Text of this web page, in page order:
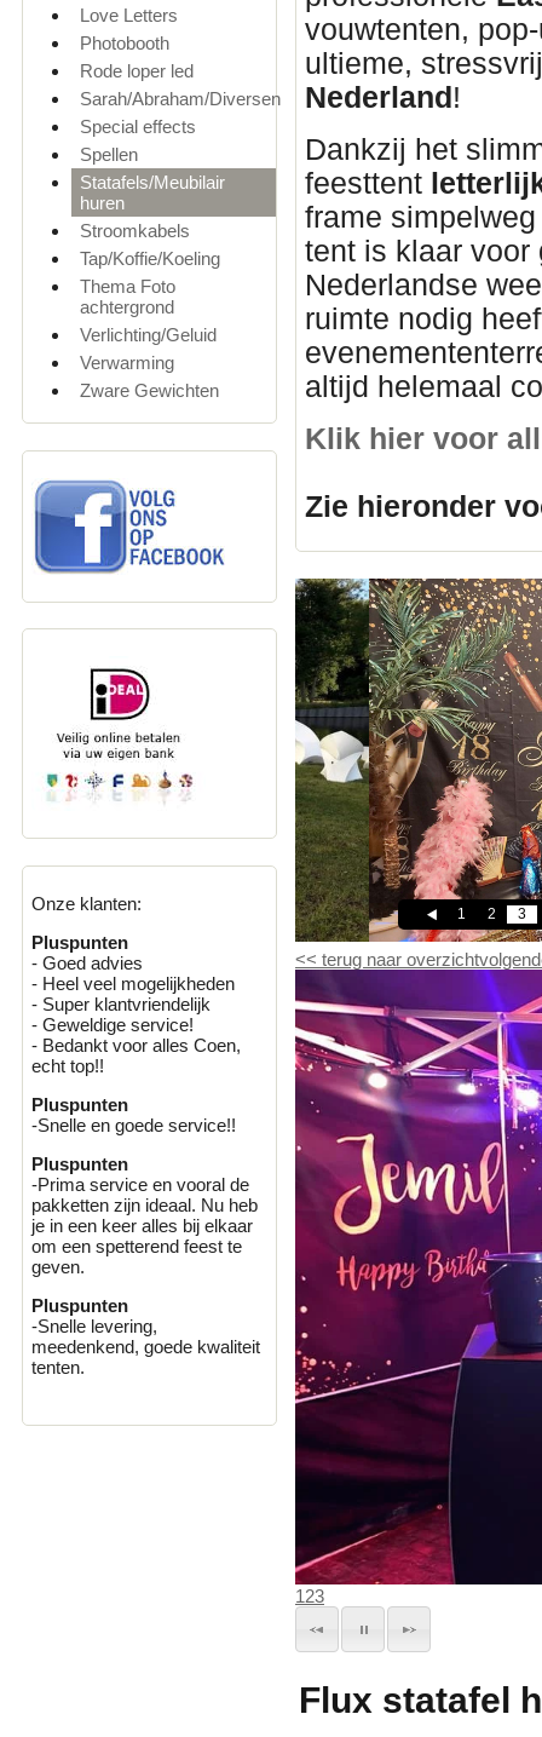
Love Letters
Photobooth
Rode loper led
Sarah/Abraham/Diversen
Special effects
Spellen
Statafels/Meubilair
huren
Stroomkabels
Tap/Koffie/Koeling
Thema Foto
achtergrond
Verlichting/Geluid
Verwarming
Zware Gewichten
Onze klanten:
Pluspunten
- Goed advies
- Heel veel mogelijkheden
- Super klantvriendelijk
- Geweldige service!
- Bedankt voor alles Coen,
echt top!!
Pluspunten
-Snelle en goede service!!
Pluspunten
-Prima service en vooral de
pakketten zijn ideaal. Nu heb
je in een keer alles bij elkaar
om een spetterend feest te
geven.
Pluspunten
-Snelle levering,
meedenkend, goede kwaliteit
tenten.
vouwtenten,
ultieme,
Nederland !
Dankzij het
feesttent
frame
tent is klaar voor
Nederlandse
ruimte nodig
altijd helemaal
Klik hier voor
Zie hieronder
1 2 3
<< terug naar overzicht
123
Flux statafel